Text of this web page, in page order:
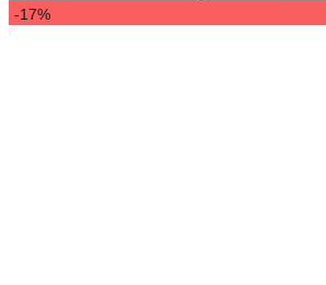
-17%